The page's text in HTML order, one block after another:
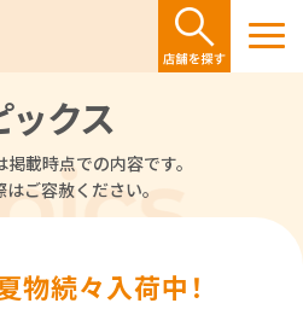
ックス
載時点での内容です。
ご容赦ください。
物続々入荷中！